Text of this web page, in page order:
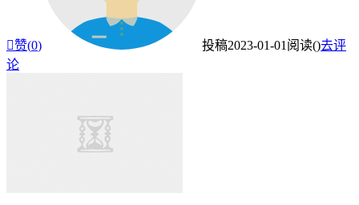
赞(0) 投稿2023-01-01 阅读()去评
论